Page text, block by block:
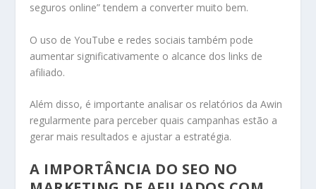
seguros online” tendem a converter muito bem.
O uso de YouTube e redes sociais também pode
aumentar significativamente o alcance dos links de
afiliado.
Além disso, é importante analisar os relatórios da Awin
regularmente para perceber quais campanhas estão a
gerar mais resultados e ajustar a estratégia.
A IMPORTÂNCIA DO SEO NO